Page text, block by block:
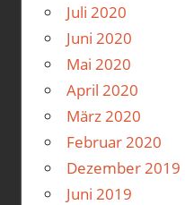
Juli 2020
Juni 2020
Mai 2020
April 2020
März 2020
Februar 2020
Dezember 2019
Juni 2019